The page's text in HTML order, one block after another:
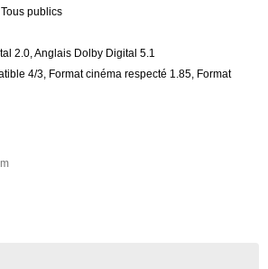
publics
2.0, Anglais Dolby Digital 5.1
4/3, Format cinéma respecté 1.85, Format